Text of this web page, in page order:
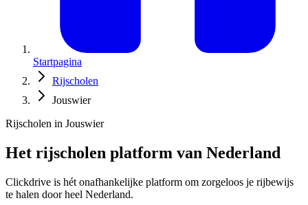
Startpagina
Rijscholen
Jouswier
Rijscholen in Jouswier
Het rijscholen platform van Nederland
Clickdrive is hét onafhankelijke platform om zorgeloos je rijbewijs
te halen door heel Nederland.